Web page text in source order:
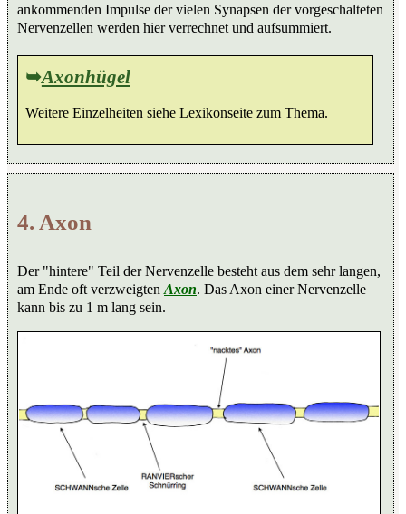
ankommenden Impulse der vielen Synapsen der vorgeschalteten
Nervenzellen werden hier verrechnet und aufsummiert.
➥Axonhügel
Weitere Einzelheiten siehe Lexikonseite zum Thema.
4. Axon
Der "hintere" Teil der Nervenzelle besteht aus dem sehr langen,
am Ende oft verzweigten Axon. Das Axon einer Nervenzelle
kann bis zu 1 m lang sein.